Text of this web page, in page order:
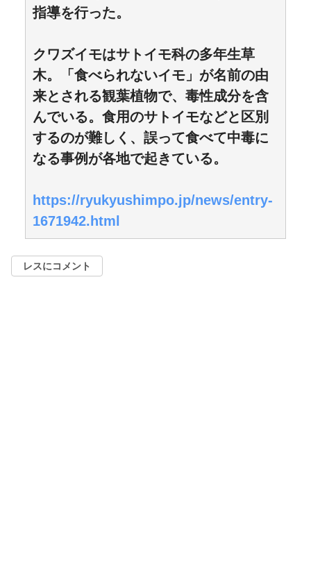
指導を行った。
クワズイモはサトイモ科の多年生草
木。「食べられないイモ」が名前の由
来とされる観葉植物で、毒性成分を含
んでいる。食用のサトイモなどと区別
するのが難しく、誤って食べて中毒に
なる事例が各地で起きている。
https://ryukyushimpo.jp/news/entry-
1671942.html
レスにコメント